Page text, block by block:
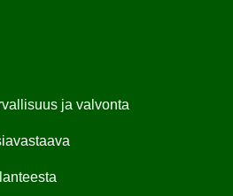
ja val­von­ta